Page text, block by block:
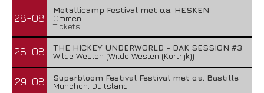
28-08
Metallicamp Festival met o.a. HESKEN
Ommen
Tickets
28-08
THE HICKEY UNDERWORLD - DAK SESSION #3
Wilde Westen (Wilde Westen (Kortrijk))
29-08
Superbloom Festival Festival met o.a. Bastille
Munchen, Duitsland